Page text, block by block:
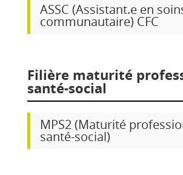
ASSC (Assistant.e en
communautaire) CFC
Filière maturité
santé-social
MPS2 (Maturité
santé-social)